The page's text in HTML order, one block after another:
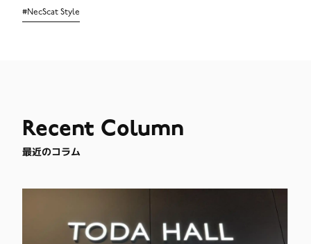
#NecScat Style
Recent Column
最近のコラム